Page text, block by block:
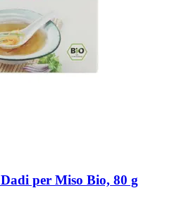
Dadi per Miso Bio, 80 g